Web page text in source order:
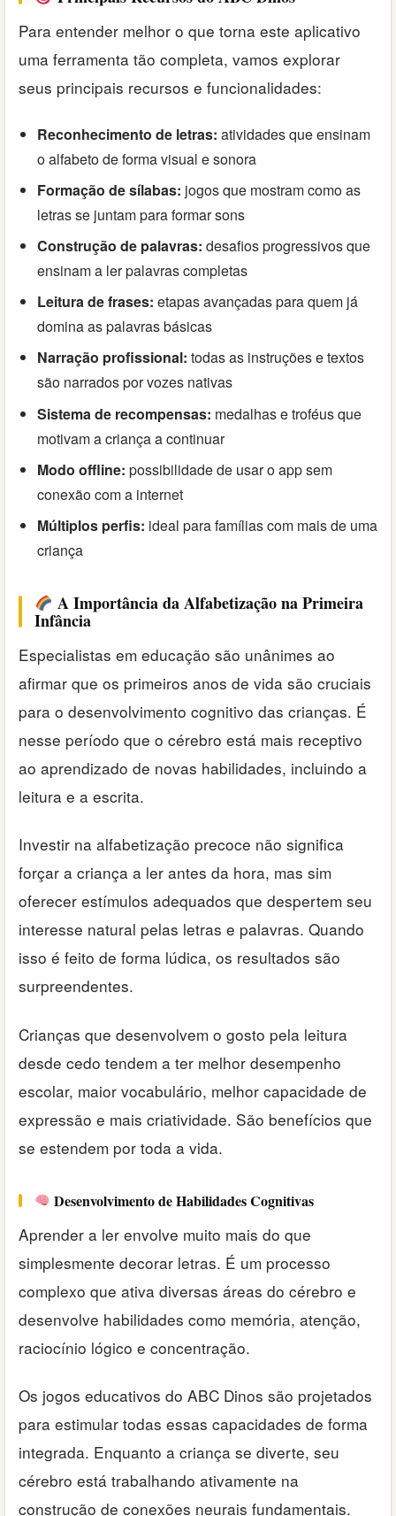
Para entender melhor o que torna este aplicativo
uma ferramenta tão completa, vamos explorar
seus principais recursos e funcionalidades:
Reconhecimento de letras: atividades que ensinam
o alfabeto de forma visual e sonora
Formação de sílabas: jogos que mostram como as
letras se juntam para formar sons
Construção de palavras: desafios progressivos que
ensinam a ler palavras completas
Leitura de frases: etapas avançadas para quem já
domina as palavras básicas
Narração profissional: todas as instruções e textos
são narrados por vozes nativas
Sistema de recompensas: medalhas e troféus que
motivam a criança a continuar
Modo offline: possibilidade de usar o app sem
conexão com a internet
Múltiplos perfis: ideal para famílias com mais de uma
criança
A Importância da Alfabetização na Primeira
Infância
Especialistas em educação são unânimes ao
afirmar que os primeiros anos de vida são cruciais
para o desenvolvimento cognitivo das crianças. É
nesse período que o cérebro está mais receptivo
ao aprendizado de novas habilidades, incluindo a
leitura e a escrita.
Investir na alfabetização precoce não significa
forçar a criança a ler antes da hora, mas sim
oferecer estímulos adequados que despertem seu
interesse natural pelas letras e palavras. Quando
isso é feito de forma lúdica, os resultados são
surpreendentes.
Crianças que desenvolvem o gosto pela leitura
desde cedo tendem a ter melhor desempenho
escolar, maior vocabulário, melhor capacidade de
expressão e mais criatividade. São benefícios que
se estendem por toda a vida.
Desenvolvimento de Habilidades Cognitivas
Aprender a ler envolve muito mais do que
simplesmente decorar letras. É um processo
complexo que ativa diversas áreas do cérebro e
desenvolve habilidades como memória, atenção,
raciocínio lógico e concentração.
Os jogos educativos do ABC Dinos são projetados
para estimular todas essas capacidades de forma
integrada. Enquanto a criança se diverte, seu
cérebro está trabalhando ativamente na
construção de conexões neurais fundamentais.